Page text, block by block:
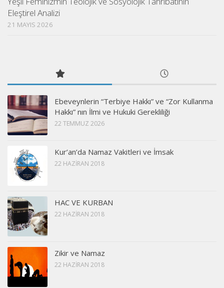
Eleştirel Analizi
21 MAYIS 2026
Ebeveynlerin “Terbiye Hakkı” ve “Zor Kullanma
Hakkı” nın İlmi ve Hukuki Gerekliliği
22 TEMMUZ 2026
Kur’an’da Namaz Vakitleri ve İmsak
22 HAZIRAN 2018
HAC VE KURBAN
22 HAZIRAN 2018
Zikir ve Namaz
22 HAZIRAN 2018